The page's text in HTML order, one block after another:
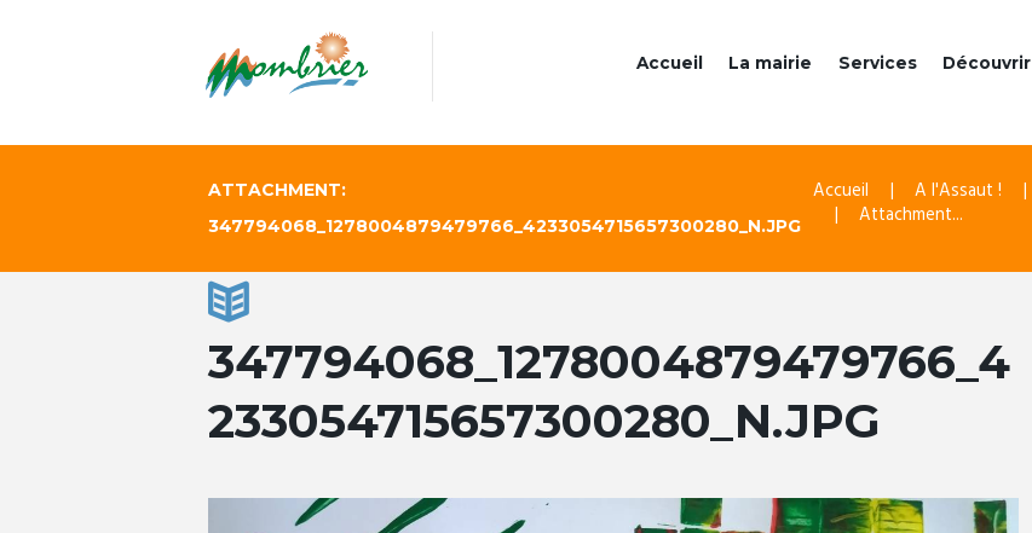
Accueil La mairie Services Découvrir
ATTACHMENT:
347794068_1278004879479766_4233054715657300280_N.JPG
Accueil A l'Assaut !
Attachment...
347794068_1278004879479766_4
233054715657300280_N.JPG